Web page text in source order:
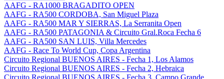
AAFG - RA1000 BRAGADITO OPEN
AAFG - RA500 CORDOBA, San Miguel Plaza
AAFG - RA500 MAR Y SIERRAS, La Serranita Open
AAFG - RA500 PATAGONIA & Circuito Gral.Roca Fecha 6
AAFG - RA500 SAN LUIS, Villa Mercedes
AAFG - Race To World Cup, Copa Argentina
Circuito Regional BUENOS AIRES - Fecha 1, Los Alamos
Circuito Regional BUENOS AIRES - Fecha 2, Hebraica
Circuito Regional BUENOS AIRES - Fecha 3, Campo Grande